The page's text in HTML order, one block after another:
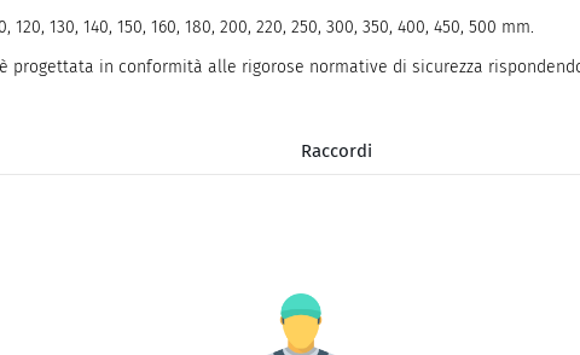
130, 140, 150, 160, 180, 200, 220, 250, 300, 350, 400, 450, 500 mm.
progettata in conformità alle rigorose normative di sicurezza rispondendo
Raccordi